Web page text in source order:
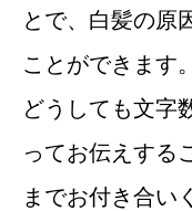
とで、白髪の原
ことができます。
どうしても文字
ってお伝えする
までお付き合い